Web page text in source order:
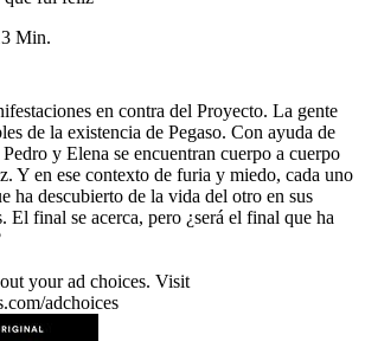
Min.
en contra del Proyecto. La gente
de la existencia de Pegaso. Con ayuda de
y Elena se encuentran cuerpo a cuerpo
Y en ese contexto de furia y miedo, cada uno
ha descubierto de la vida del otro en sus
El final se acerca, pero ¿será el final que ha
your ad choices. Visit
adchoices